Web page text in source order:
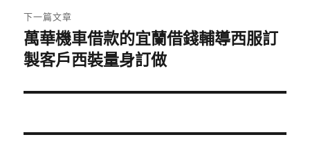
章:
下一篇文章
下
一
文
萬華機車借款的宜蘭借錢輔導西服訂
製客戶西裝量身訂做